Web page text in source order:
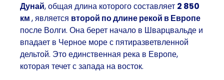
Дунай, общая длина которого составляет 2 850
км, является второй по длине рекой в Европе
после Волги. Она берет начало в Шварцвальде и
впадает в Черное море с пятиразветвленной
дельтой. Это единственная река в Европе,
которая течет с запада на восток.